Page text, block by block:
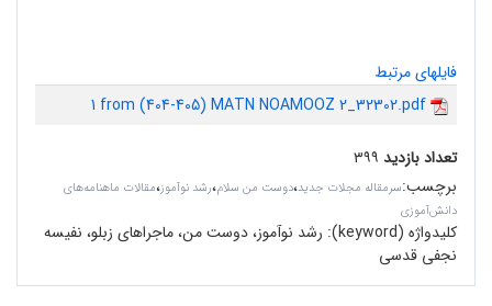
فایلهای مرتبط
1 from (404-405) MATN NOAMOOZ 2_32302.pdf
تعداد بازدید ۳۹۹
برچسب:سرمقاله مجلات جدید،دوست من سلام،رشد نوآموز،مقالات ماهنامه‌های
دانش‌آموزی
کلیدواژه (keyword):
رشد نوآموز، دوست من، ماجراهای زبلو، نفیسه
نجفی قدسی